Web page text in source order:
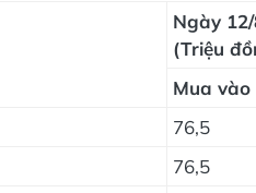
Ngày
(Triệu
Mua vào
76,5
76,5